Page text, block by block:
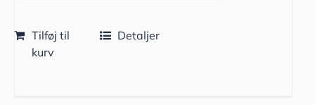
Tilføj til
kurv
Detaljer